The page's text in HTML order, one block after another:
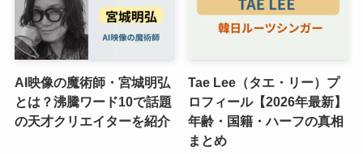
AI映像の魔術師・宮城明弘
とは？沸騰ワード10で話題
の天才クリエイターを紹介
Tae Lee（タエ・リー）プ
ロフィール【2026年最新】
年齢・国籍・ハーフの真相
まとめ